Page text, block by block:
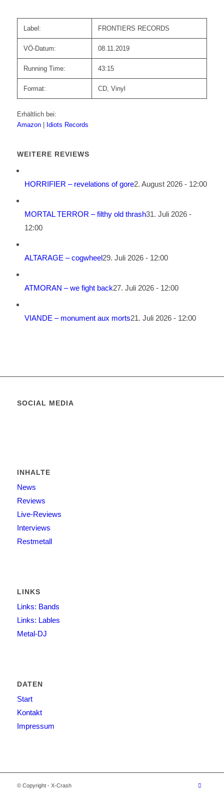
Label: FRONTIERS RECORDS
VÖ-Datum: 08.11.2019
Running Time: 43:15
Format: CD, Vinyl
Erhältlich bei:
Amazon
Idiots Records
WEITERE REVIEWS
HORRIFIER – revelations of gore2. August 2026 - 12:00
MORTAL TERROR – filthy old thrash31. Juli 2026 -
12:00
ALTARAGE – cogwheel29. Juli 2026 - 12:00
ATMORAN – we fight back27. Juli 2026 - 12:00
VIANDE – monument aux morts21. Juli 2026 - 12:00
SOCIAL MEDIA
INHALTE
News
Reviews
Live-Reviews
Interviews
Restmetall
LINKS
Links: Bands
Links: Lables
Metal-DJ
DATEN
Start
Kontakt
Impressum
© Copyright - X-Crash